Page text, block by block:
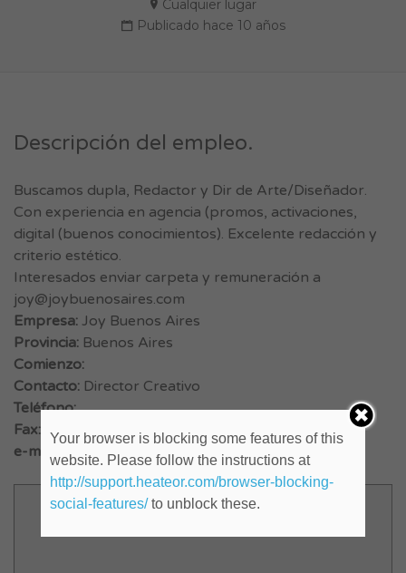
Cualquier lugar
Publicado hace 10 años
Descripción del empleo.
Buscamos dupla, Redactor y Dir de Arte/Diseñador.
Con experiencia en agencia (promos, activaciones,
digital (buenos conocimientos). Excelente redacción y
criterio estético.
Interesados enviar carpeta y remuneración a
joy@joybuenosaires.com
Empresa: Joy Buenos Aires
Provincia: Buenos Aires
Comienzo:
Contacto: Director Creativo
Teléfono:
Fax:
e-mail:
joy@joybuenosaires.com
Your browser is blocking some features of this
website. Please follow the instructions at
http://support.heateor.com/browser-blocking-
social-features/to unblock these.